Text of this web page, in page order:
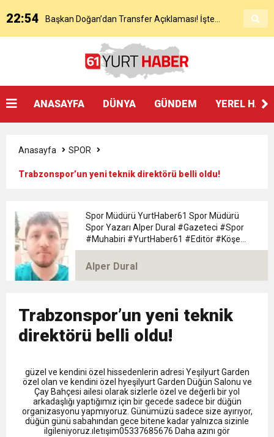
KAP’a Bildirdi
22:54 Başkan Doğan’dan Transfer Açıklaması! İşte
Mohamed Salah’ın Trabzon’da İlk Sözleri!
Bildirdi
20:05 Trabzonspor Muhammed Salah Transferini
Tamamladı
9:50 MGD’DEN ANITKABİR’E ANLAMLI ZİYARET
18:59 Trabzonspor Mitongo Transferini KAP’a Bildirdi
KAP’a Bildirdi
ANASAYFA DÜNYA GÜNDEM YEREL
Anasayfa SPOR
Trabzonspor’un yeni teknik direktörü belli oldu!
Spor Müdürü YurtHaber61 Spor Müdürü
Spor Yazarı Alper Dural #Gazeteci #Spor
#Muhabiri #YurtHaber61 #Editör #Köşe
#Yazarı Trabzon Bölgesi 61yurthaber Spor
Müdürü spor Yazarı Alper Dural
Alper Dural
Trabzonspor’un yeni teknik
direktörü belli oldu!
güzel ve kendini özel hissedenlerin adresi Yeşilyurt Garden
özel olan ve kendini özel hyeşilyurt Garden Düğün Salonu ve
Çay Bahçesi ailesi olarak sizlerle özel ve değerli bir yol
arkadaşlığı yaptığımız için bir gecede sadece bir düğün
organizasyonu yapmıyoruz. Günümüzü sadece size ayırıyor,
düğün günü sabahından gece bitene kadar yalnızca sizinle
ilgileniyoruz.ıletışim05337685676 Daha azını gör